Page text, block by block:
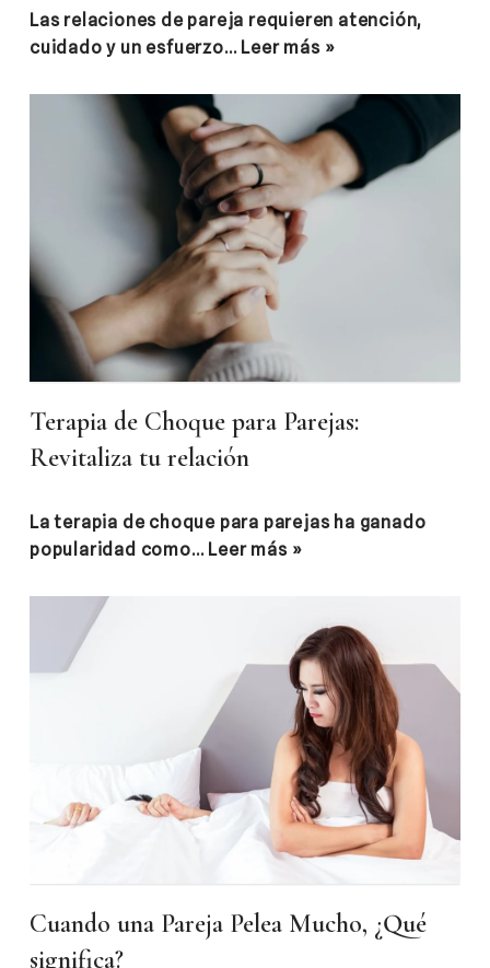
Las relaciones de pareja requieren atención,
cuidado y un esfuerzo… Leer más »
Terapia de Choque para Parejas:
Revitaliza tu relación
La terapia de choque para parejas ha ganado
popularidad como… Leer más »
Cuando una Pareja Pelea Mucho, ¿Qué
significa?